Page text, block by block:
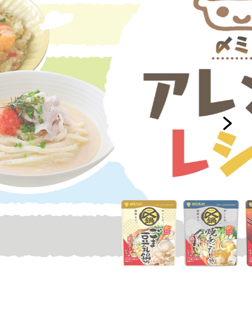
鍋用調味料
おすしの素 炊き込みご飯の素 米飯用調味液
ー
）
水」を
貢献
し
ZENB initiative
植物を可能な限りまる
ごと使ったZENBのコン
にして
宣言」
部門の
しま
おいしさと健康への
す。